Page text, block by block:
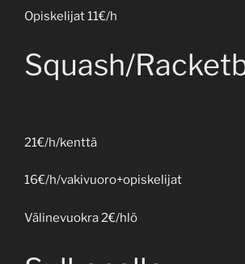
Opiskelijat 11€/h
Squash/
21€/h/kenttä
16€/h/vakivuoro+opiskelijat
Välinevuokra 2€/hlö